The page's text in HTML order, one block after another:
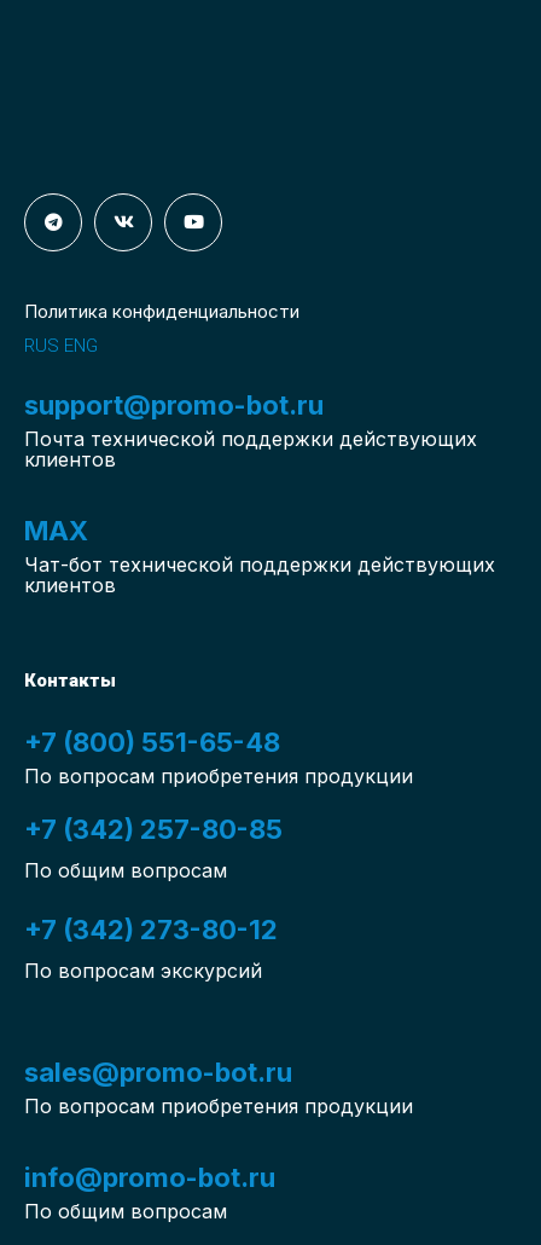
Политика конфиденциальности
RUS ENG
support@promo-bot.ru
Почта технической поддержки действующих
клиентов
MAX
Чат-бот технической поддержки действующих
клиентов
Контакты
+7 (800) 551-65-48
По вопросам приобретения продукции
+7 (342) 257-80-85
По общим вопросам
+7 (342) 273-80-12
По вопросам экскурсий
sales@promo-bot.ru
По вопросам приобретения продукции
info@promo-bot.ru
По общим вопросам